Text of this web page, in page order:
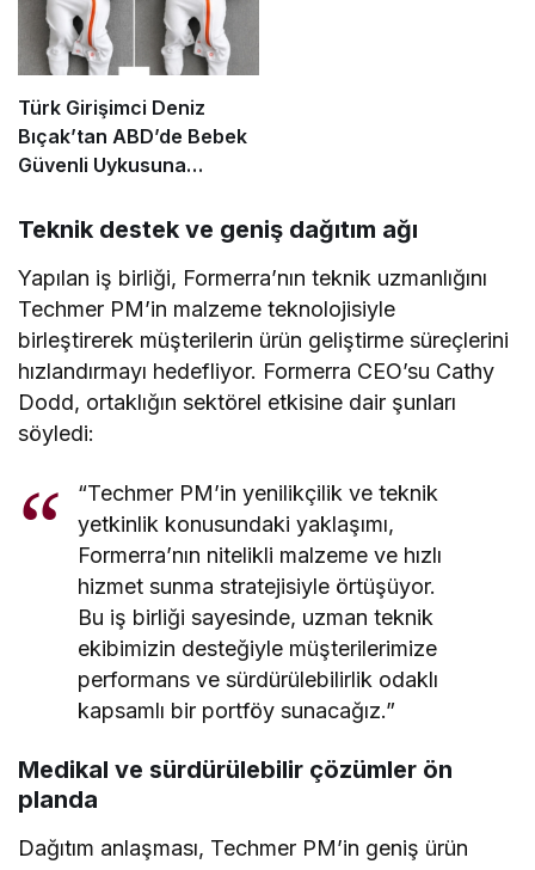
Türk Girişimci Deniz
Bıçak’tan ABD’de Bebek
Güvenli Uykusuna
Teknik destek ve geniş dağıtım ağı
Yapılan iş birliği, Formerra’nın teknik uzmanlığını
Techmer PM’in malzeme teknolojisiyle
birleştirerek müşterilerin ürün geliştirme süreçlerini
hızlandırmayı hedefliyor. Formerra CEO’su Cathy
Dodd, ortaklığın sektörel etkisine dair şunları
söyledi:
“Techmer PM’in yenilikçilik ve teknik
yetkinlik konusundaki yaklaşımı,
Formerra’nın nitelikli malzeme ve hızlı
hizmet sunma stratejisiyle örtüşüyor.
Bu iş birliği sayesinde, uzman teknik
ekibimizin desteğiyle müşterilerimize
performans ve sürdürülebilirlik odaklı
kapsamlı bir portföy sunacağız.”
Medikal ve sürdürülebilir çözümler ön
planda
Dağıtım anlaşması, Techmer PM’in geniş ürün